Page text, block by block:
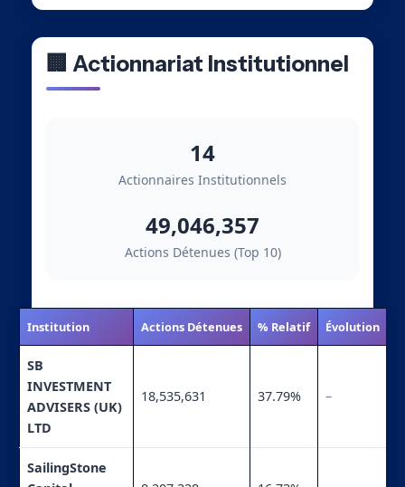
🏢 Actionnariat Institutionnel
14
Actionnaires Institutionnels
49,046,357
Actions Détenues (Top 10)
Institution Actions Détenues % Relatif Évolution
SB
INVESTMENT
ADVISERS (UK)
LTD
18,535,631 37.79% –
SailingStone